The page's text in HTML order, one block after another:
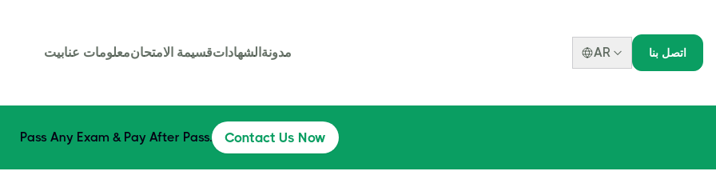
بيتمعلومات عناقسيمة الامتحانالشهاداتمدونة AR اتصل بنا
Pass Any Exam & Pay After Pass. Contact Us Now